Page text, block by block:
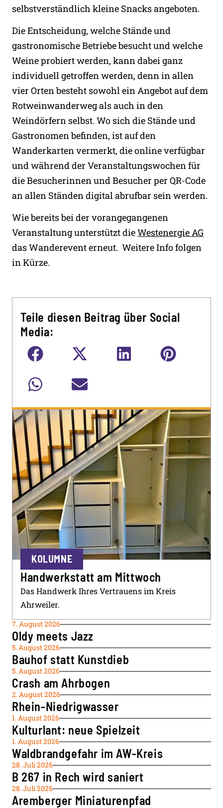
selbstverständlich kleine Snacks angeboten.
Die Entscheidung, welche Stände und
gastronomische Betriebe besucht und welche
Weine probiert werden, kann dabei ganz
individuell getroffen werden, denn in allen
vier Orten besteht sowohl ein Angebot auf dem
Rotweinwanderweg als auch in den
Weindörfern selbst. Wo sich die Stände und
Gastronomen befinden, ist auf den
Wanderkarten vermerkt, die online verfügbar
und während der Veranstaltungswochen für
die Besucherinnen und Besucher per QR-Code
an allen Ständen digital abrufbar sein werden.
Wie bereits bei der vorangegangenen
Veranstaltung unterstützt dieWestenergie AG
das Wanderevent erneut. Weitere Info folgen
in Kürze.
Teile diesen Beitrag über Social
Media:
KOLUMNE
Handwerkstatt am Mittwoch
Das Handwerk Ihres Vertrauens im Kreis
Ahrweiler.
7. August 2026
Oldy meets Jazz
5. August 2026
Bauhof statt Kunstdieb
5. August 2026
Crash am Ahrbogen
2. August 2026
Rhein-Niedrigwasser
1. August 2026
Kulturlant: neue Spielzeit
1. August 2026
Waldbrandgefahr im AW-Kreis
28. Juli 2026
B 267 in Rech wird saniert
28. Juli 2026
Aremberger Miniaturenpfad